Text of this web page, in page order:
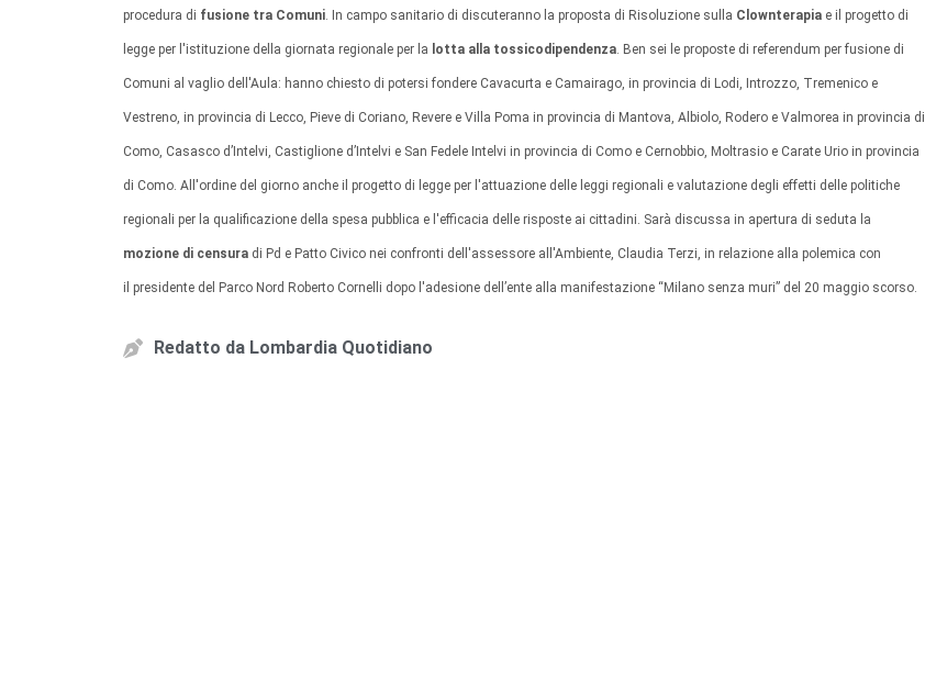
procedura di fusione tra Comuni. In campo sanitario di discuteranno la proposta di Risoluzione sulla Clownterapia e il progetto di
legge per l'istituzione della giornata regionale per la lotta alla tossicodipendenza. Ben sei le proposte di referendum per fusione di
Comuni al vaglio dell'Aula: hanno chiesto di potersi fondere Cavacurta e Camairago, in provincia di Lodi, Introzzo, Tremenico e
Vestreno, in provincia di Lecco, Pieve di Coriano, Revere e Villa Poma in provincia di Mantova, Albiolo, Rodero e Valmorea in provincia di
Como, Casasco d’Intelvi, Castiglione d’Intelvi e San Fedele Intelvi in provincia di Como e Cernobbio, Moltrasio e Carate Urio in provincia
di Como. All'ordine del giorno anche il progetto di legge per l'attuazione delle leggi regionali e valutazione degli effetti delle politiche
regionali per la qualificazione della spesa pubblica e l'efficacia delle risposte ai cittadini. Sarà discussa in apertura di seduta la
mozione di censura di Pd e Patto Civico nei confronti dell'assessore all'Ambiente, Claudia Terzi, in relazione alla polemica con
il presidente del Parco Nord Roberto Cornelli dopo l'adesione dell’ente alla manifestazione “Milano senza muri” del 20 maggio scorso.
Redatto da Lombardia Quotidiano